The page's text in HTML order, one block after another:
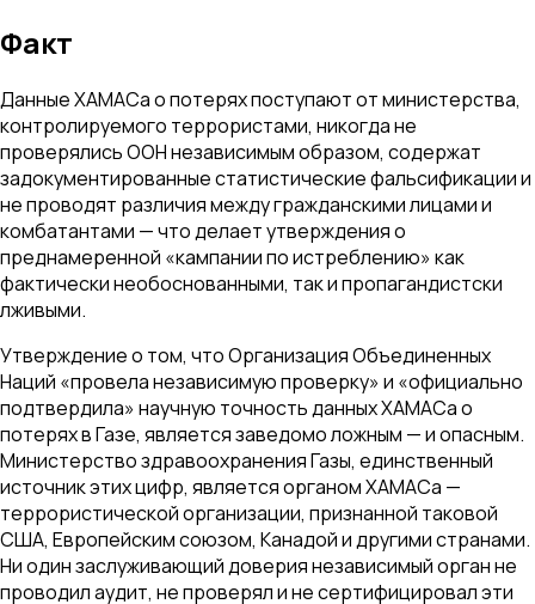
Факт
Данные ХАМАСа о потерях поступают от министерства,
контролируемого террористами, никогда не
проверялись ООН независимым образом, содержат
задокументированные статистические фальсификации и
не проводят различия между гражданскими лицами и
комбатантами — что делает утверждения о
преднамеренной «кампании по истреблению» как
фактически необоснованными, так и пропагандистски
лживыми.
Утверждение о том, что Организация Объединенных
Наций «провела независимую проверку» и «официально
подтвердила» научную точность данных ХАМАСа о
потерях в Газе, является заведомо ложным — и опасным.
Министерство здравоохранения Газы, единственный
источник этих цифр, является органом ХАМАСа —
террористической организации, признанной таковой
США, Европейским союзом, Канадой и другими странами.
Ни один заслуживающий доверия независимый орган не
проводил аудит, не проверял и не сертифицировал эти